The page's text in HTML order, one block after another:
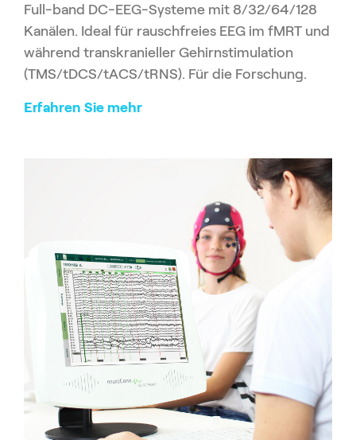
Full-band DC-EEG-Systeme mit 8/32/64/128
Kanälen. Ideal für rauschfreies EEG im fMRT und
während transkranieller Gehirnstimulation
(TMS/tDCS/tACS/tRNS). Für die Forschung.
Erfahren Sie mehr